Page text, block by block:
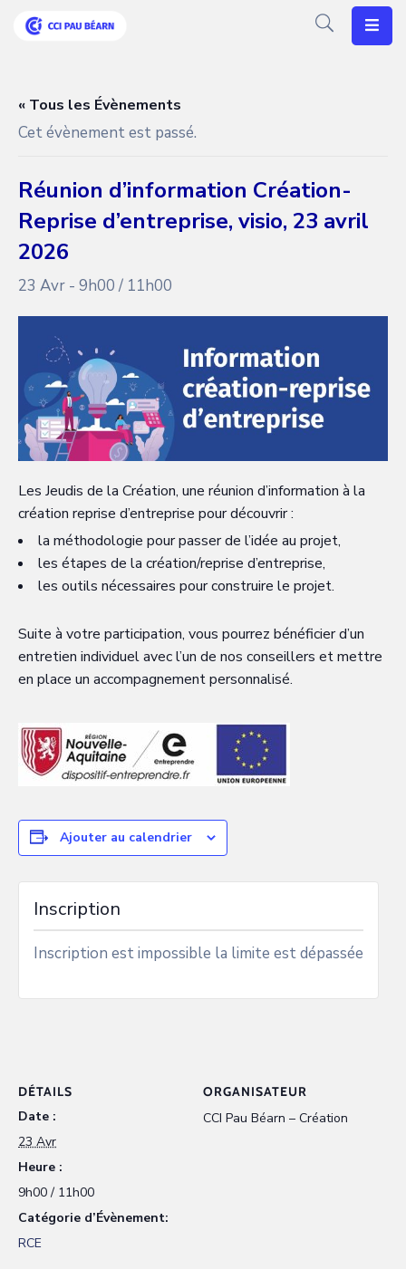
CCI
Vos
Agenda
Nos
« Tous les Évènements
Cet évènement est passé.
Réunion d’information Création-
Reprise d’entreprise, visio, 23 avril
2026
23 Avr - 9h00/ 11h00
Les Jeudis de la Création, une réunion d’information à la
création reprise d’entreprise pour découvrir :
la méthodologie pour passer de l’idée au projet,
les étapes de la création/reprise d’entreprise,
les outils nécessaires pour construire le projet.
Suite à votre participation, vous pourrez bénéficier d’un
entretien individuel avec l’un de nos conseillers et mettre
en place un accompagnement personnalisé.
Ajouter au calendrier
DÉTAILS
Date :
23 Avr
Heure :
9h00 / 11h00
Catégorie d’Évènement:
RCE
ORGANISATEUR
CCI Pau Béarn – Création
Inscription
Inscription est impossible la limite est dépassée